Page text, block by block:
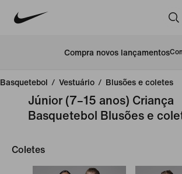
Compra novos lançamentos
Basquetebol / Vestuário / Blusões e coletes
Júnior (7–15 anos) Criança
Basquetebol Blusões e
Coletes